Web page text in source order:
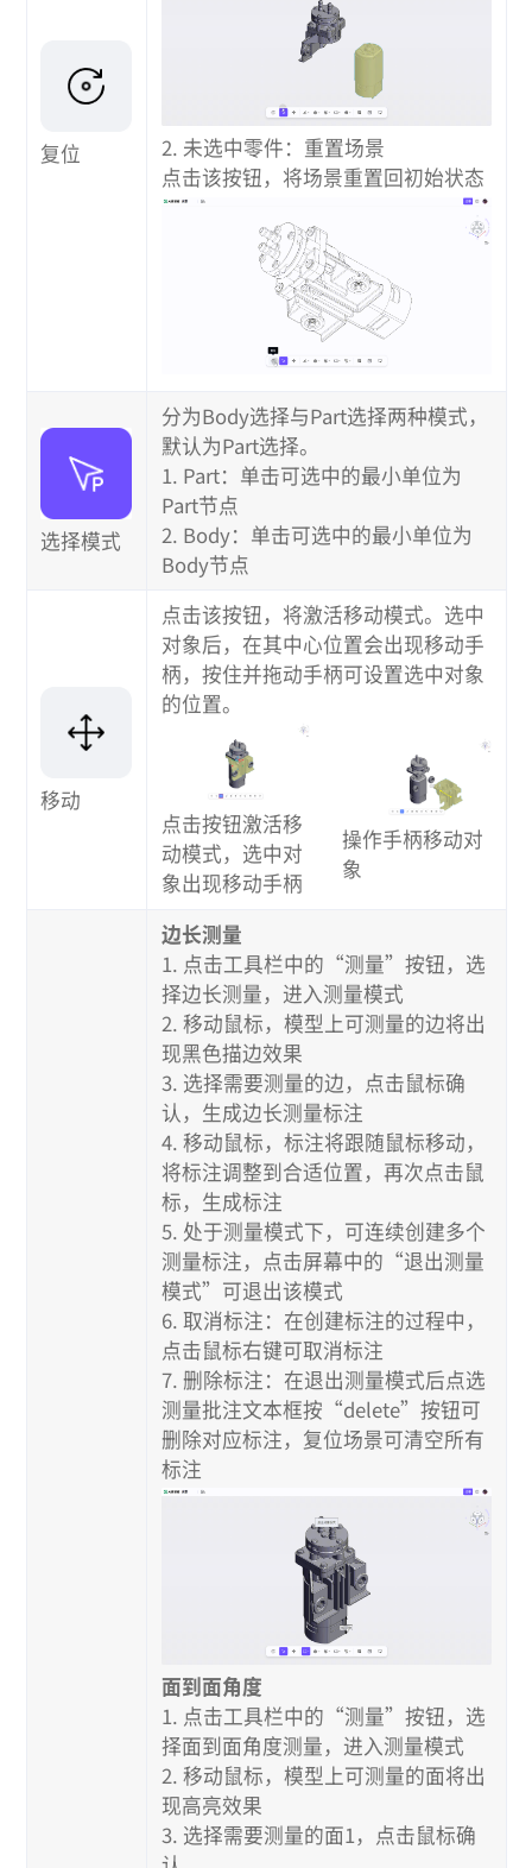
复位
2. 未选中零件：重置场景
点击该按钮，将场景重置回初始状态
选择模式
分为Body选择与Part选择两种模式，
默认为Part选择。
1. Part：单击可选中的最小单位为
Part节点
2. Body：单击可选中的最小单位为
Body节点
移动
点击该按钮，将激活移动模式。选中
对象后，在其中心位置会出现移动手
柄，按住并拖动手柄可设置选中对象
的位置。
点击按钮激活移
动模式，选中对
象出现移动手柄
操作手柄移动对
象
边长测量
1. 点击工具栏中的“测量”按钮，选
择边长测量，进入测量模式
2. 移动鼠标，模型上可测量的边将出
现黑色描边效果
3. 选择需要测量的边，点击鼠标确
认，生成边长测量标注
4. 移动鼠标，标注将跟随鼠标移动，
将标注调整到合适位置，再次点击鼠
标，生成标注
5. 处于测量模式下，可连续创建多个
测量标注，点击屏幕中的“退出测量
模式”可退出该模式
6. 取消标注：在创建标注的过程中，
点击鼠标右键可取消标注
7. 删除标注：在退出测量模式后点选
测量批注文本框按“delete”按钮可
删除对应标注，复位场景可清空所有
标注
面到面角度
1. 点击工具栏中的“测量”按钮，选
择面到面角度测量，进入测量模式
2. 移动鼠标，模型上可测量的面将出
现高亮效果
3. 选择需要测量的面1，点击鼠标确